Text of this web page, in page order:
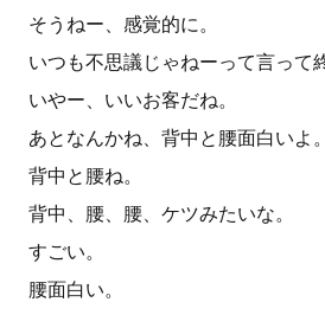
そうねー、感覚的に。
いつも不思議じゃねーって言って
いやー、いいお客だね。
あとなんかね、背中と腰面白いよ。
背中と腰ね。
背中、腰、腰、ケツみたいな。
すごい。
腰面白い。